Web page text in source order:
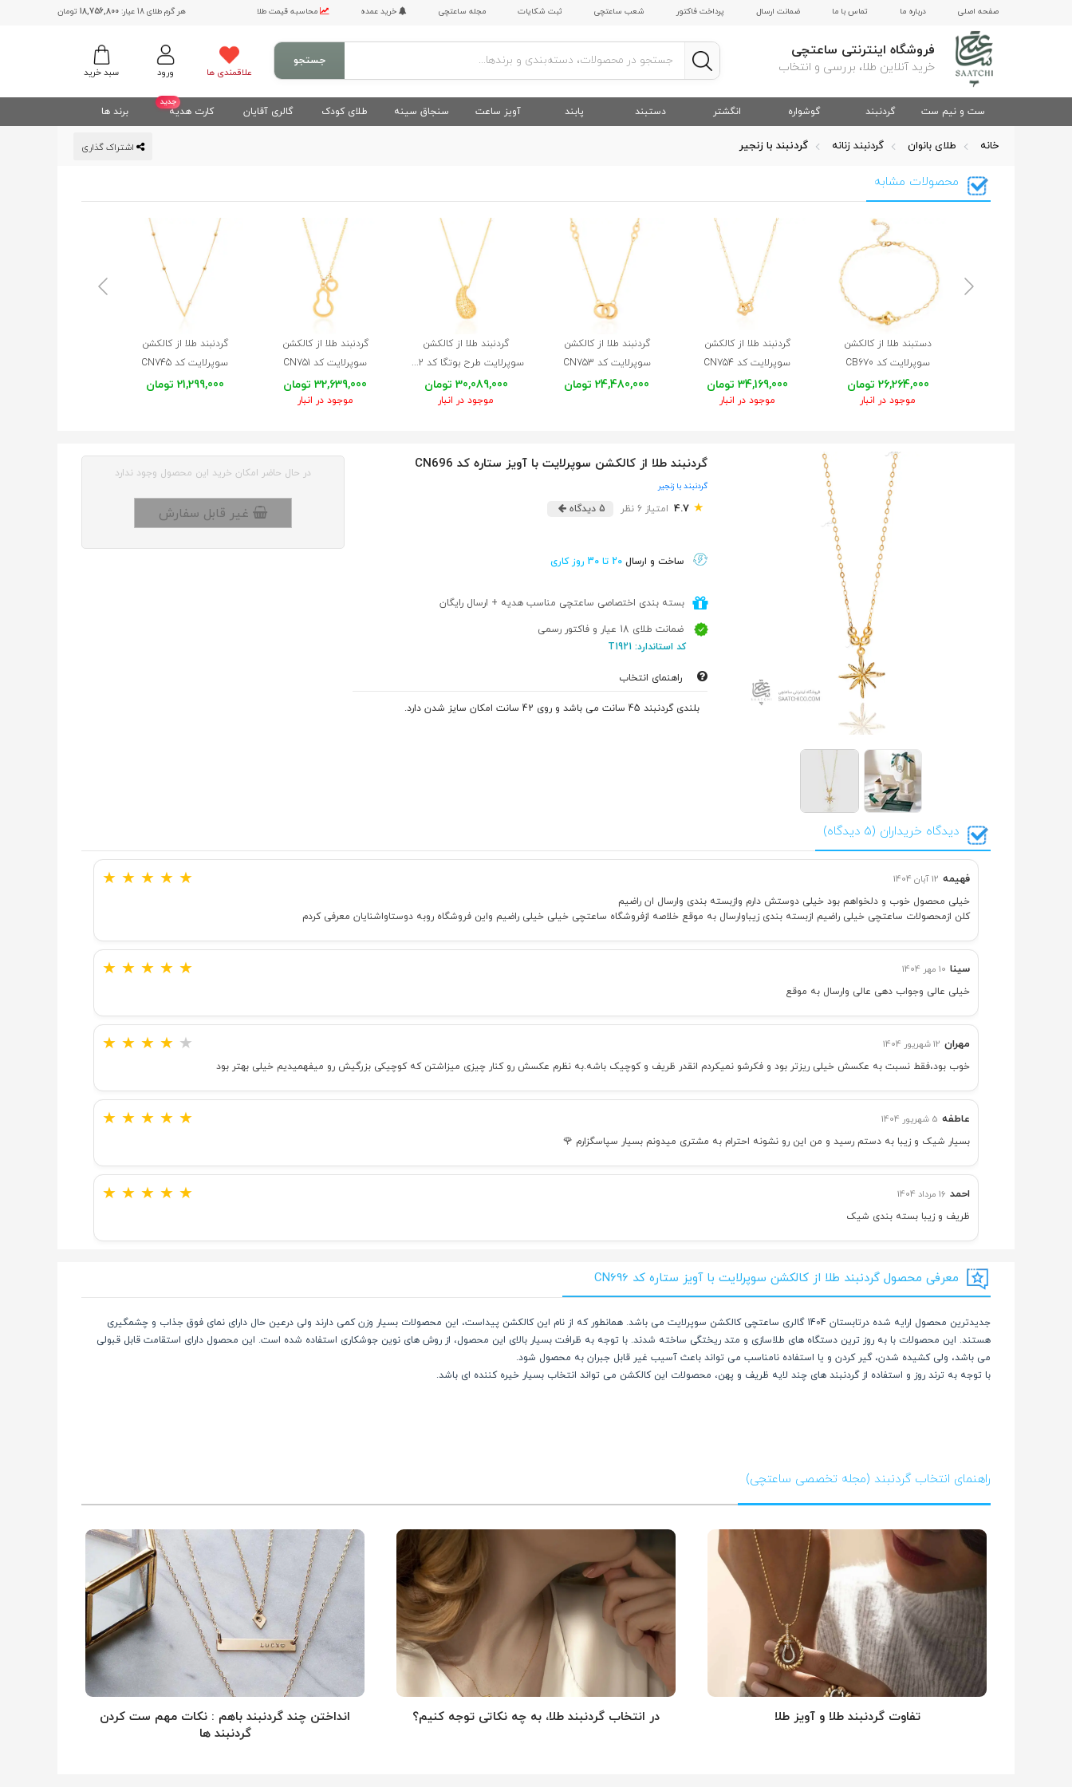
صفحه اصلی درباره ما تماس با ما ضمانت ارسال پرداخت فاکتور شعب ساعتچی ثبت شکایات مجله ساعتچی خرید عمده محاسبه قیمت طلا هر گرم طلای 18 عیار: 18,756,800 تومان
فروشگاه اینترنتی ساعتچی
خرید آنلاین طلا، بررسی و انتخاب سبد خرید ورود علاقمندی ها
جستجو
ست و نیم ست گردنبند گوشواره انگشتر دستبند پابند آویز ساعت سنجاق سینه طلای کودک گالری آقایان کارت هدیه
جدید
برند ها
خانه طلای بانوان گردنبند زنانه گردنبند با زنجیر
محصولات مشابه
دستبند طلا از کالکشن
سوپرلایت کد CB670
26,264,000 تومان
موجود در انبار
گردنبند طلا از کالکشن
سوپرلایت کد CN754
34,169,000 تومان
موجود در انبار
گردنبند طلا از کالکشن
سوپرلایت کد CN753
24,480,000 تومان
گردنبند طلا از کالکشن
سوپرلایت طرح بوتگا کد CN752
30,089,000 تومان
موجود در انبار
گردنبند طلا از کالکشن
سوپرلایت کد CN751
32,639,000 تومان
موجود در انبار
گردنبند طلا از کالکشن
سوپرلایت کد CN745
21,299,000 تومان
گردنبند طلا از کالکشن سوپرلایت با آویز ستاره کد CN696
گردنبند با زنجیر
★
4.7 امتیاز 6 نظر 5 دیدگاه
ساخت و ارسال 20 تا 30 روز کاری
بسته بندی اختصاصی ساعتچی مناسب هدیه + ارسال رایگان
ضمانت طلای 18 عیار و فاکتور رسمی
کد استاندارد: T1921
راهنمای انتخاب
بلندی گردنبند 45 سانت می باشد و روی 42 سانت امکان سایز شدن دارد.
در حال حاضر امکان خرید این محصول وجود ندارد
غیر قابل سفارش
دیدگاه خریداران (5 دیدگاه)
فهیمه 12 آبان 1404 ★ ★ ★ ★ ★
خیلی محصول خوب و دلخواهم بود خیلی دوستش دارم وازبسته بندی وارسال ان راضیم
کلن ازمحصولات ساعتچی خیلی راضیم ازبسته بندی زیباوارسال به موقع خلاصه ازفروشگاه ساعتچی خیلی خیلی راضیم واین فروشگاه روبه دوستاواشنایان معرفی کردم
سینا 10 مهر 1404 ★ ★ ★ ★ ★
خیلی عالی وجواب دهی عالی وارسال به موقع
مهران 12 شهریور 1404 ★ ★ ★ ★ ★
خوب بود،فقط نسبت به عکسش خیلی ریزتر بود و فکرشو نمیکردم انقدر ظریف و کوچیک باشه.به نظرم عکسش رو کنار چیزی میزاشتن که کوچیکی بزرگیش رو میفهمیدیم خیلی بهتر بود
عاطفه 5 شهریور 1404 ★ ★ ★ ★ ★
بسیار شیک و زیبا به دستم رسید و من این رو نشونه احترام به مشتری میدونم بسیار سپاسگزارم 🌹
احمد 16 مرداد 1404 ★ ★ ★ ★ ★
ظریف و زیبا بسته بندی شیک
معرفی محصول گردنبند طلا از کالکشن سوپرلایت با آویز ستاره کد CN696
جدیدترین محصول ارایه شده درتابستان 1404 گالری ساعتچی کالکشن سوپرلایت می باشد. همانطور که از نام این کالکشن پیداست، این محصولات بسیار وزن کمی دارند ولی درعین حال دارای نمای فوق جذاب و چشمگیری
هستند. این محصولات با به روز ترین دستگاه های طلاسازی و متد ریختگی ساخته شدند. با توجه به ظرافت بسیار بالای این محصول، از روش های نوین جوشکاری استفاده شده است. این محصول دارای استقامت قابل قبولی
می باشد، ولی کشیده شدن، گیر کردن و یا استفاده نامناسب می تواند باعث آسیب غیر قابل جبران به محصول شود.
با توجه به ترند روز و استفاده از گردنبند های چند لایه ظریف و پهن، محصولات این کالکشن می تواند انتخاب بسیار خیره کننده ای باشد.
راهنمای انتخاب گردنبند (مجله تخصصی ساعتچی)
تفاوت گردنبند طلا و آویز طلا در انتخاب گردنبند طلا‌، به چه نکاتی توجه کنیم؟
انداختن چند گردنبند باهم : نکات مهم ست کردن
گردنبند ها